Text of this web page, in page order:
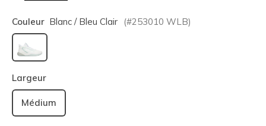
Couleur Blanc / Bleu Clair (#253010 WLB)
sélectionné
Largeur
Médium